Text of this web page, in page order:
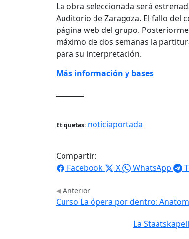
La obra seleccionada será
Auditorio de Zaragoza. El fallo del
página web del grupo.
máximo de dos semanas la
para su interpretación.
Más información y bases
Etiquetas: noticiaportada
Compartir:
Facebook
X WhatsApp
Anterior
Curso La ópera por dentro:
La